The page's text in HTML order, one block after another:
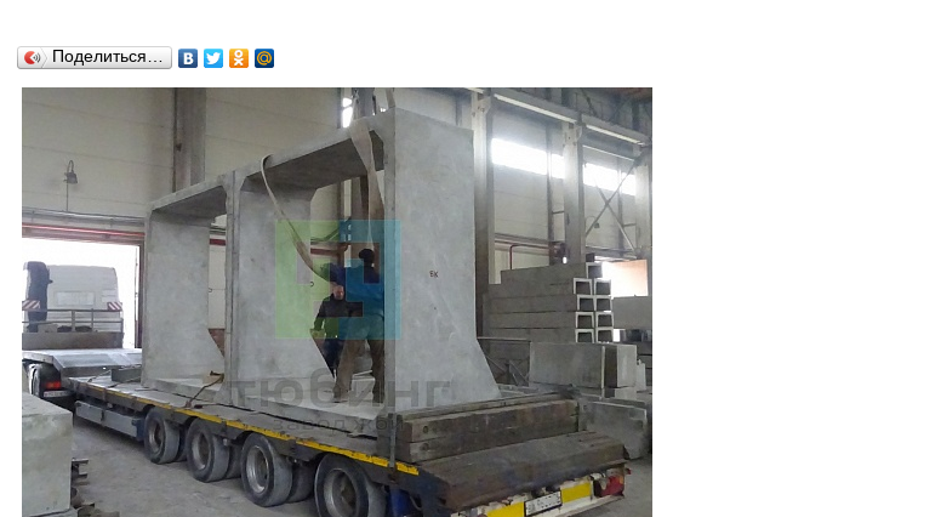
Поделиться…